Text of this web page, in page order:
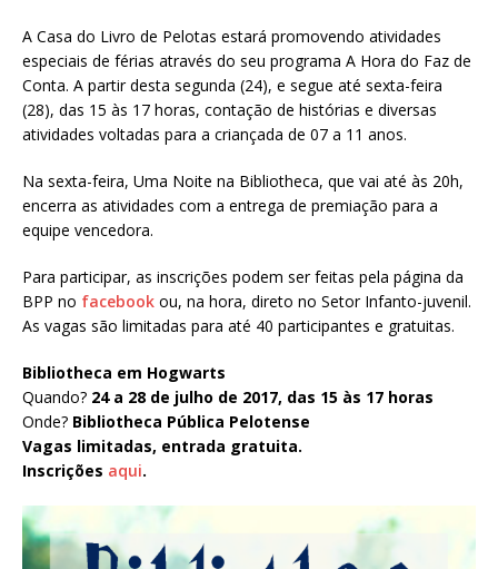
A Casa do Livro de Pelotas estará promovendo atividades
especiais de férias através do seu programa A Hora do Faz de
Conta. A partir desta segunda (24), e segue até sexta-feira
(28), das 15 às 17 horas, contação de histórias e diversas
atividades voltadas para a criançada de 07 a 11 anos.
Na sexta-feira, Uma Noite na Bibliotheca, que vai até às 20h,
encerra as atividades com a entrega de premiação para a
equipe vencedora.
Para participar, as inscrições podem ser feitas pela página da
BPP no facebook ou, na hora, direto no Setor Infanto-juvenil.
As vagas são limitadas para até 40 participantes e gratuitas.
Bibliotheca em Hogwarts
Quando? 24 a 28 de julho de 2017, das 15 às 17 horas
Onde? Bibliotheca Pública Pelotense
Vagas limitadas, entrada gratuita.
Inscrições aqui.